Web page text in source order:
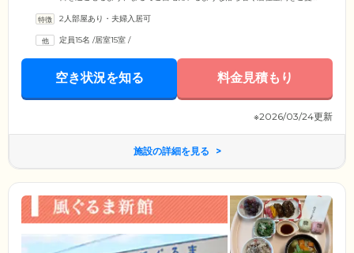
はご入居者様とスタッフの笑顔であふれています。ご入居者様の生活の
部屋には、ご夫婦やごきょうだい、親子で一緒にご入居いただくことも
可能です。ご入居前のご見学や相談など、ぜひお気軽にお問い合わせく
2人部屋あり・夫婦入居可
定員15名 /居室15室 /
空き状況を知る 料金見積もり
※2026/03/24更新
施設の詳細を見る